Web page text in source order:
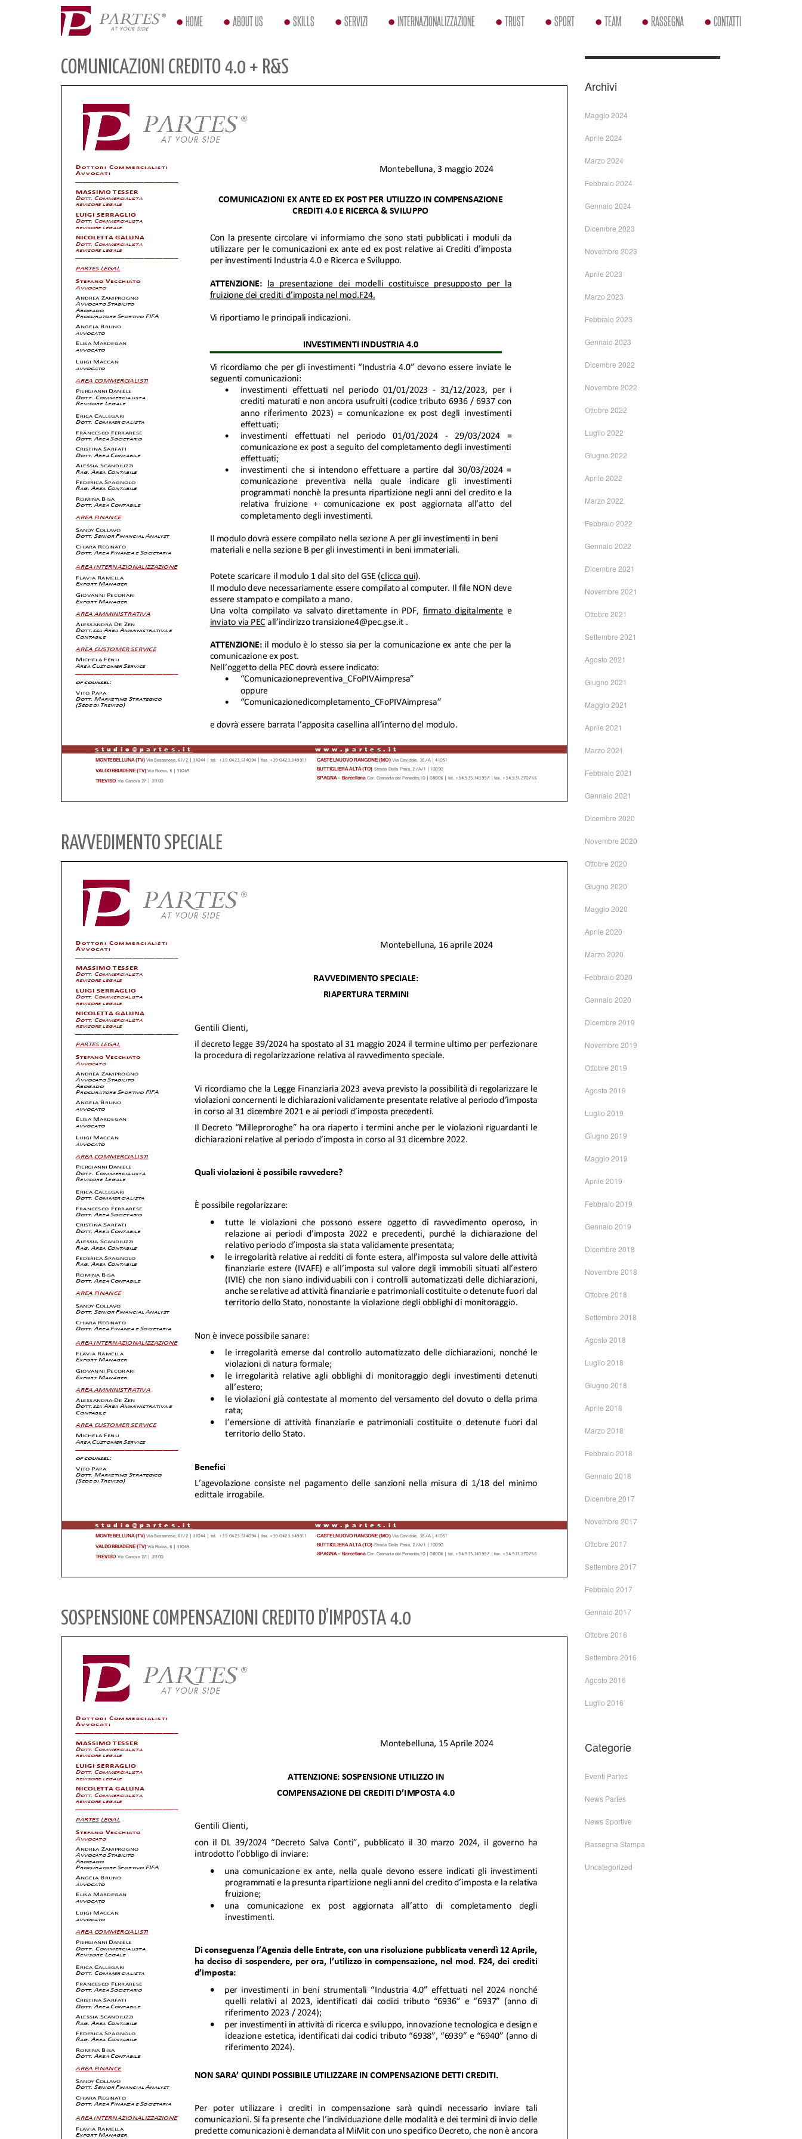
HOME ABOUT US SKILLS SERVIZI INTERNAZIONALIZZAZIONE TRUST SPORT TEAM RASSEGNA CONTATTI
COMUNICAZIONI CREDITO 4.0 + R&S
RAVVEDIMENTO SPECIALE
SOSPENSIONE COMPENSAZIONI CREDITO D’IMPOSTA 4.0
Archivi
Maggio 2024
Aprile 2024
Marzo 2024
Febbraio 2024
Gennaio 2024
Dicembre 2023
Novembre 2023
Aprile 2023
Marzo 2023
Febbraio 2023
Gennaio 2023
Dicembre 2022
Novembre 2022
Ottobre 2022
Luglio 2022
Giugno 2022
Aprile 2022
Marzo 2022
Febbraio 2022
Gennaio 2022
Dicembre 2021
Novembre 2021
Ottobre 2021
Settembre 2021
Agosto 2021
Giugno 2021
Maggio 2021
Aprile 2021
Marzo 2021
Febbraio 2021
Gennaio 2021
Dicembre 2020
Novembre 2020
Ottobre 2020
Giugno 2020
Maggio 2020
Aprile 2020
Marzo 2020
Febbraio 2020
Gennaio 2020
Dicembre 2019
Novembre 2019
Ottobre 2019
Agosto 2019
Luglio 2019
Giugno 2019
Maggio 2019
Aprile 2019
Febbraio 2019
Gennaio 2019
Dicembre 2018
Novembre 2018
Ottobre 2018
Settembre 2018
Agosto 2018
Luglio 2018
Giugno 2018
Aprile 2018
Marzo 2018
Febbraio 2018
Gennaio 2018
Dicembre 2017
Novembre 2017
Ottobre 2017
Settembre 2017
Febbraio 2017
Gennaio 2017
Ottobre 2016
Settembre 2016
Agosto 2016
Luglio 2016
Categorie
Eventi Partes
News Partes
News Sportive
Rassegna Stampa
Uncategorized